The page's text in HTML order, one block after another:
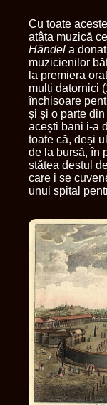
Cu toate
atâta muzică
Händel a
muzicienilor
la premiera
mulți datornici
închisoare
și și o parte
acești bani i-a
toate că, deși
de la bursă, în
stătea destul
care i se
unui spital